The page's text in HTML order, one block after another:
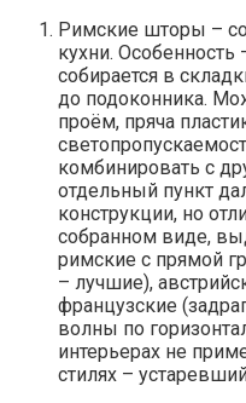
Римские шторы –
кухни.
собирается в
до подоконника.
проём, пряча
комбинировать с
отдельный пункт
конструкции, но
собранном виде,
римские с прямой
– лучшие),
французские
волны по
интерьерах не
стилях –